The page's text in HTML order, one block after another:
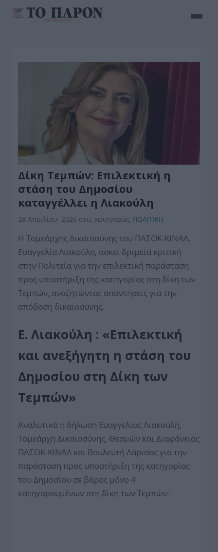
Δίκη Τεμπών: Επιλεκτική η
στάση του Δημοσίου
καταγγέλλει η Λιακούλη
28 Απριλίου, 2026 στις κατηγορίες ΠΟΛΙΤΙΚΗ,
Η Τομεάρχης Δικαιοσύνης του ΠΑΣΟΚ-ΚΙΝΑΛ,
Ευαγγελία Λιακούλη, ασκεί δριμεία κριτική
στην Πολιτεία για την επιλεκτική παράσταση
προς υποστήριξη της κατηγορίας στη δίκη των
Τεμπών, αναζητώντας απαντήσεις για την
απόδοση δικαιοσύνης.
Ε. Λιακούλη : «Επιλεκτική
και ανεξήγητη η στάση του
Δημοσίου στη Δίκη των
Τεμπών»
Αναλυτικά η δήλωση Ευαγγελίας Λιακούλη,
Τομεάρχη Δικαιοσύνης, Θεσμών και Διαφάνειας
ΠΑΣΟΚ-ΚΙΝΑΛ και Βουλευτή Λάρισας για την
παράσταση προς υποστήριξη της κατηγορίας
του Δημοσίου σε βάρος μόνο 4
κατηγορουμένων στη δίκη των Τεμπών: